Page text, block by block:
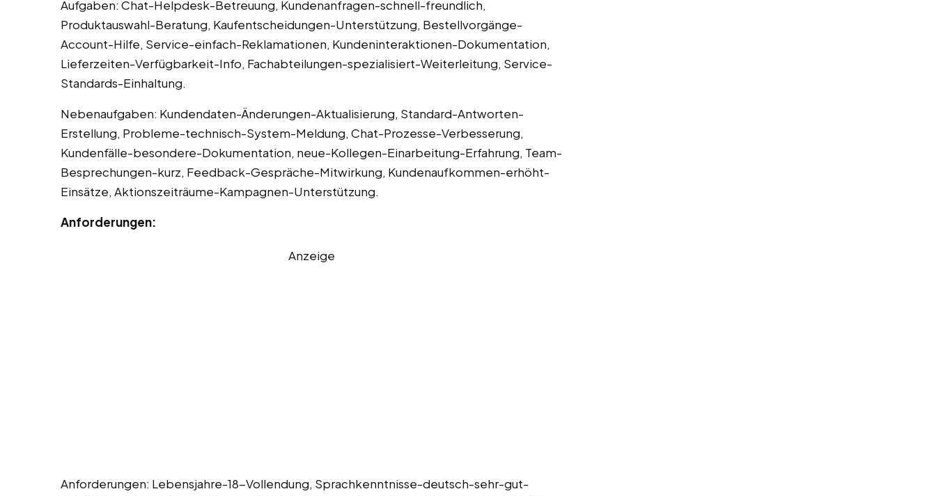
Aufgaben: Chat-Helpdesk-Betreuung, Kundenanfragen-schnell-freundlich,
Produktauswahl-Beratung, Kaufentscheidungen-Unterstützung, Bestellvorgänge-
Account-Hilfe, Service-einfach-Reklamationen, Kundeninteraktionen-Dokumentation,
Lieferzeiten-Verfügbarkeit-Info, Fachabteilungen-spezialisiert-Weiterleitung, Service-
Standards-Einhaltung.
Nebenaufgaben: Kundendaten-Änderungen-Aktualisierung, Standard-Antworten-
Erstellung, Probleme-technisch-System-Meldung, Chat-Prozesse-Verbesserung,
Kundenfälle-besondere-Dokumentation, neue-Kollegen-Einarbeitung-Erfahrung, Team-
Besprechungen-kurz, Feedback-Gespräche-Mitwirkung, Kundenaufkommen-erhöht-
Einsätze, Aktionszeiträume-Kampagnen-Unterstützung.
Anforderungen:
Anzeige
Anforderungen: Lebensjahre-18-Vollendung, Sprachkenntnisse-deutsch-sehr-gut-